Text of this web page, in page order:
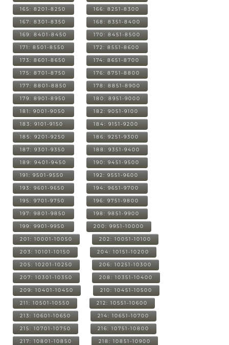
165: 8201-8250 166: 8251-8300
167: 8301-8350 168: 8351-8400
169: 8401-8450 170: 8451-8500
171: 8501-8550 172: 8551-8600
173: 8601-8650 174: 8651-8700
175: 8701-8750 176: 8751-8800
177: 8801-8850 178: 8851-8900
179: 8901-8950 180: 8951-9000
181: 9001-9050 182: 9051-9100
183: 9101-9150 184: 9151-9200
185: 9201-9250 186: 9251-9300
187: 9301-9350 188: 9351-9400
189: 9401-9450 190: 9451-9500
191: 9501-9550 192: 9551-9600
193: 9601-9650 194: 9651-9700
195: 9701-9750 196: 9751-9800
197: 9801-9850 198: 9851-9900
199: 9901-9950 200: 9951-10000
201: 10001-10050 202: 10051-10100
203: 10101-10150 204: 10151-10200
205: 10201-10250 206: 10251-10300
207: 10301-10350 208: 10351-10400
209: 10401-10450 210: 10451-10500
211: 10501-10550 212: 10551-10600
213: 10601-10650 214: 10651-10700
215: 10701-10750 216: 10751-10800
217: 10801-10850 218: 10851-10900